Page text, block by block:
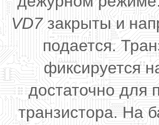
VD7закрыты и
подается.
фиксируется
достаточно для
транзистора. На